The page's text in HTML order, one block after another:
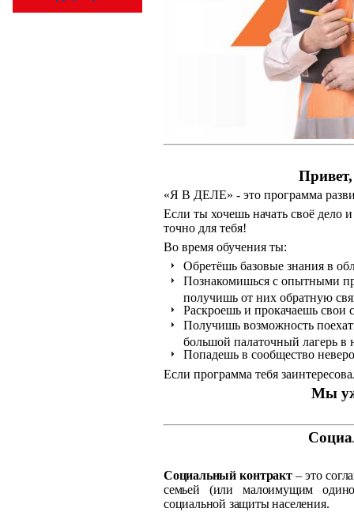
«Я В ДЕЛЕ» - это программа
Если ты хочешь начать своё дело
точно для тебя!
Во время обучения ты:
Обретёшь базовые знания в
Познакомишься с опытными
получишь от них обратную
Раскроешь и прокачаешь свои
Получишь возможность
большой палаточный лагерь в
Попадешь в сообщество
Если программа тебя
Мы
Социальный контракт– это
семьей (или малоимущим
социальной защиты населения.